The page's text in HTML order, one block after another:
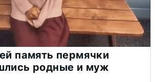
память пермячки
родные и муж